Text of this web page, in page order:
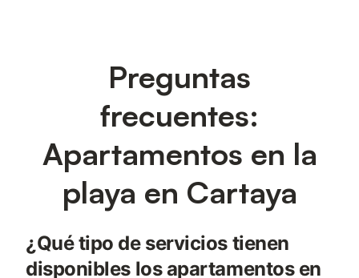
Preguntas
frecuentes:
Apartamentos en la
playa en Cartaya
¿Qué tipo de servicios tienen
disponibles los apartamentos en